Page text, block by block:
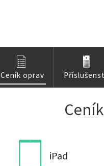
Ceník oprav
iPad